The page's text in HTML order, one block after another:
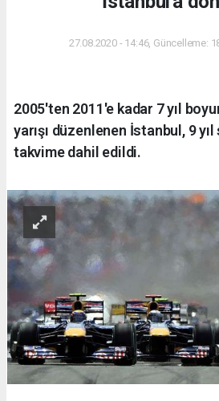
27.08.2020 - 14:46, Güncelleme:
2005'ten 2011'e kadar 7 yıl
yarışı düzenlenen İstanbul, 9
takvime dahil edildi.